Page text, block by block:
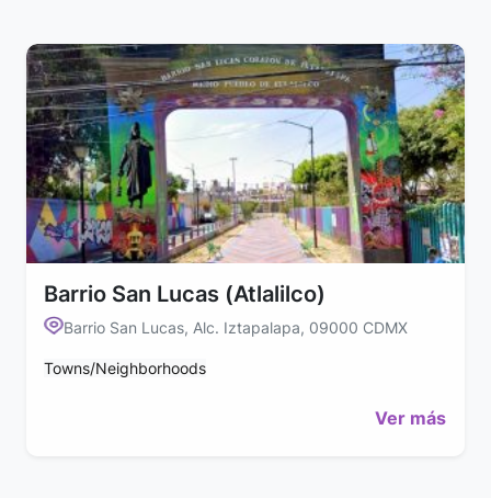
Barrio San Lucas (Atlalilco)
Barrio San Lucas, Alc. Iztapalapa, 09000 CDMX
Towns/Neighborhoods
Ver más